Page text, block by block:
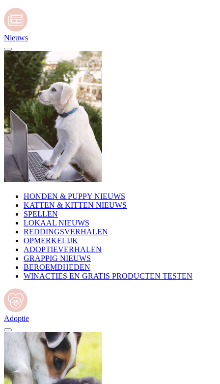
Nieuws
HONDEN & PUPPY NIEUWS
KATTEN & KITTEN NIEUWS
SPELLEN
LOKAAL NIEUWS
REDDINGSVERHALEN
OPMERKELIJK
ADOPTIEVERHALEN
GRAPPIG NIEUWS
BEROEMDHEDEN
WINACTIES EN GRATIS PRODUCTEN TESTEN
Adoptie